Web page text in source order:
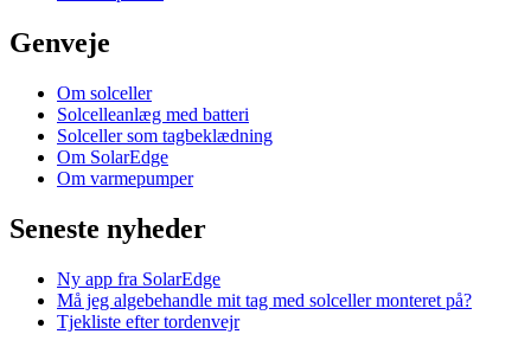
Genveje
Om solceller
Solcelleanlæg med batteri
Solceller som tagbeklædning
Om SolarEdge
Om varmepumper
Seneste nyheder
Ny app fra SolarEdge
Må jeg algebehandle mit tag med solceller monteret på?
Tjekliste efter tordenvejr